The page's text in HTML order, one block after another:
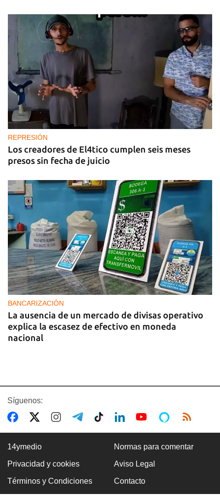
REPRESIÓN
Los creadores de El4tico cumplen seis meses
presos sin fecha de juicio
BANCARIZACIÓN
La ausencia de un mercado de divisas operativo
explica la escasez de efectivo en moneda
nacional
CUBA-EE UU
Marco Rubio advierte de que La Habana "no
Síguenos:
14ymedio Normas para comentar
Privacidad y cookies Aviso Legal
Términos y Condiciones Contacto